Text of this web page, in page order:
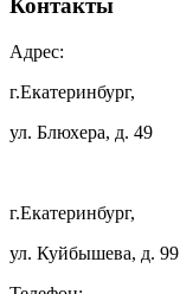
Контакты
Адрес:
г.Екатеринбург,
ул. Блюхера, д. 49
г.Екатеринбург,
ул. Куйбышева, д. 99